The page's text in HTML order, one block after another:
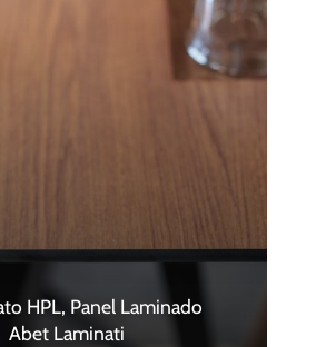
HPL, Panel Laminado
Abet Laminati